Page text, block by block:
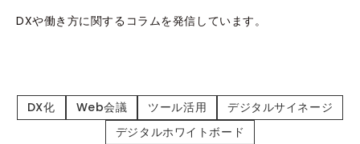
DXや働き方に関するコラムを発信しています。
DX化 Web会議 ツール活用
デジタルサイネージ
デジタルホワイトボード